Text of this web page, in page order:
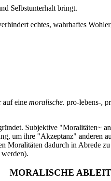
Selbstunterhalt bringt.
echtes, wahrhaftes
auf eine moralische. pro-lebens-,
Subjektive "Moralitäten~
um ihre "Akzeptanz" anderen
dadurch in Abrede
MORALISCHE